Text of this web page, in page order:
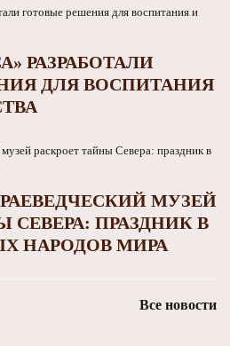
РАЗРАБОТАЛИ
ДЛЯ ВОСПИТАНИЯ
МУЗЕЙ
СЕВЕРА: ПРАЗДНИК В
НАРОДОВ МИРА
Все новости